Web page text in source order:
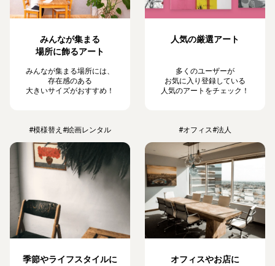
みんなが集まる
場所に飾るアート
みんなが集まる場所には、
存在感のある
大きいサイズがおすすめ！
人気の厳選アート
多くのユーザーが
お気に入り登録している
人気のアートをチェック！
#模様替え #絵画レンタル
季節やライフスタイルに
#オフィス#法人
オフィスやお店に